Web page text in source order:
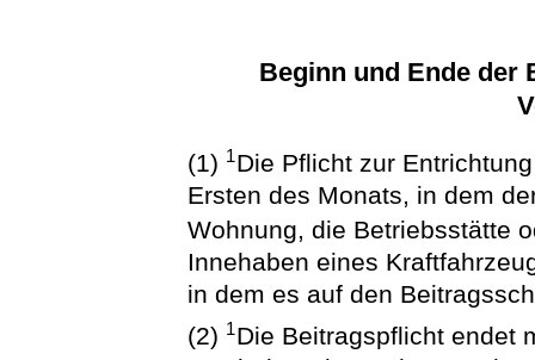
Beginn und Ende der
(1) 1Die Pflicht zur
Ersten des Monats, in dem
Wohnung, die Betriebsstätte
Innehaben eines
in dem es auf den
(2) 1Die Beitragspflicht endet